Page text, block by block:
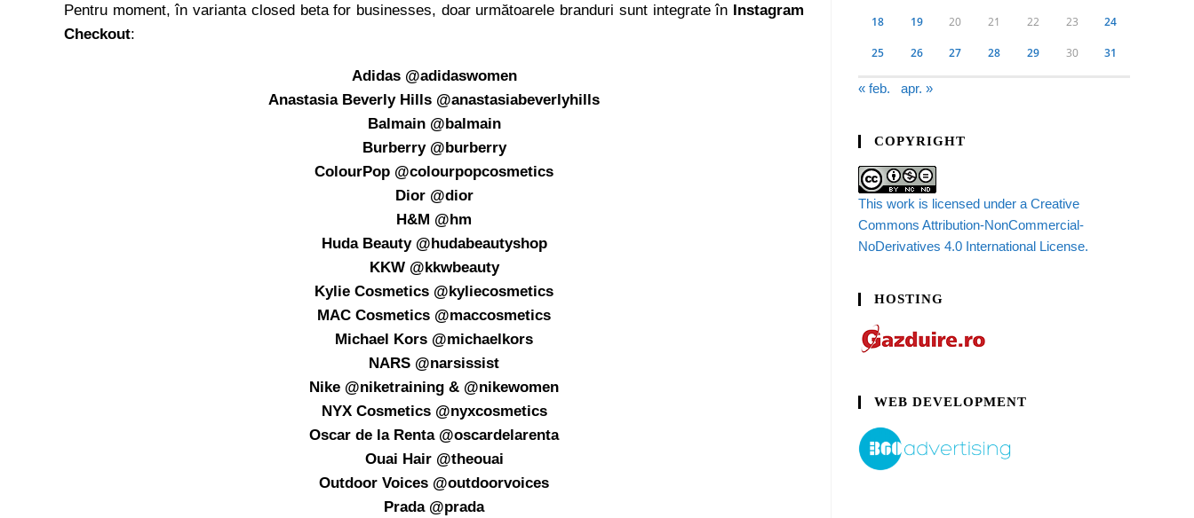
Pentru moment, în varianta closed beta for businesses, doar următoarele branduri sunt integrate în Instagram
Checkout:
Adidas @adidaswomen
Anastasia Beverly Hills @anastasiabeverlyhills
Balmain @balmain
Burberry @burberry
ColourPop @colourpopcosmetics
Dior @dior
H&M @hm
Huda Beauty @hudabeautyshop
KKW @kkwbeauty
Kylie Cosmetics @kyliecosmetics
MAC Cosmetics @maccosmetics
Michael Kors @michaelkors
NARS @narsissist
Nike @niketraining & @nikewomen
NYX Cosmetics @nyxcosmetics
Oscar de la Renta @oscardelarenta
Ouai Hair @theouai
Outdoor Voices @outdoorvoices
Prada @prada
18 19 20 21 22 23 24
25 26 27 28 29 30 31
« feb. apr. »
COPYRIGHT
This work is licensed under a Creative
Commons Attribution-NonCommercial-
NoDerivatives 4.0 International License.
HOSTING
WEB DEVELOPMENT